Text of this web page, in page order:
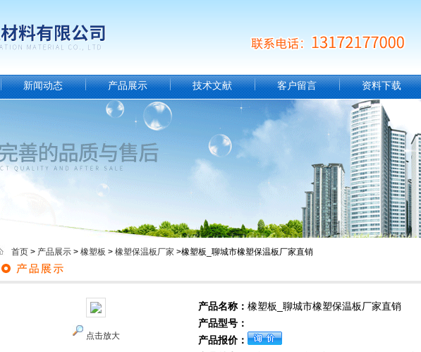
新闻动态 产品展示 技术文献 客户留言 资料下载
首页 > 产品展示 > 橡塑板 > 橡塑保温板厂家 >橡塑板_聊城市橡塑保温板厂家直销
点击放大
产品名称： 橡塑板_聊城市橡塑保温板厂家直销
产品型号：
产品报价：